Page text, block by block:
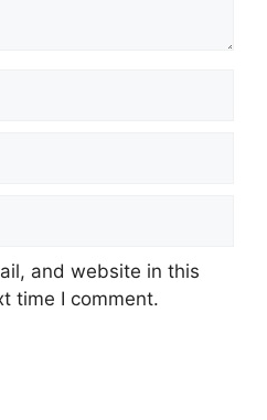
and website in this
time I comment.